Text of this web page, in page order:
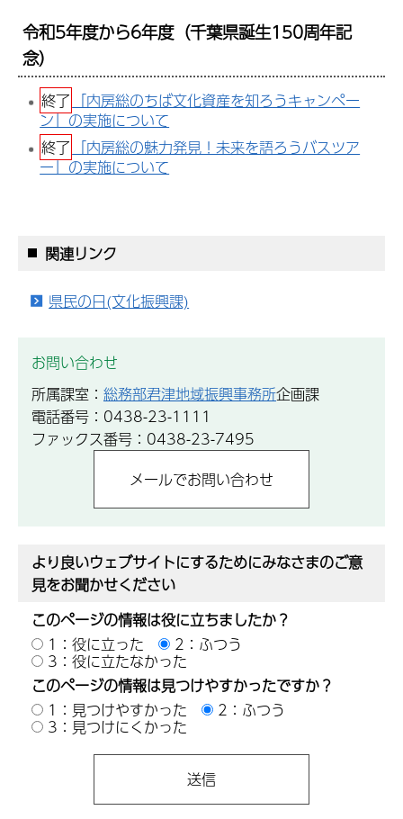
令和5年度から6年度（千葉県誕生150周年記
念）
終了 「内房総のちば文化資産を知ろうキャンペー
ン」の実施について
終了 「内房総の魅力発見！未来を語ろうバスツア
ー」の実施について
関連リンク
県民の日(文化振興課)
お問い合わせ
所属課室： 総務部君津地域振興事務所企画課
電話番号：0438-23-1111
ファックス番号：0438-23-7495
より良いウェブサイトにするためにみなさまのご意
見をお聞かせください
このページの情報は役に立ちましたか？
1：役に立った
2：ふつう
3：役に立たなかった
このページの情報は見つけやすかったですか？
1：見つけやすかった
2：ふつう
3：見つけにくかった